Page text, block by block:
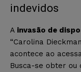
indevidos
A invasão de
“Carolina
acontece ao
Busca-se obter ou